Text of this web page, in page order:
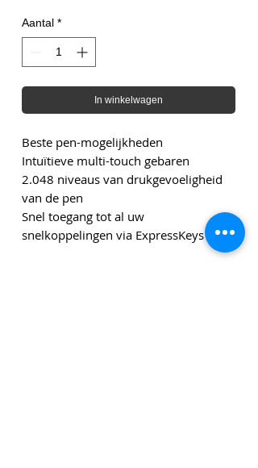
Aantal *
In winkelwagen
Beste pen-mogelijkheden
Intuïtieve multi-touch gebaren
2.048 niveaus van drukgevoeligheid
van de pen
Snel toegang tot al uw
snelkoppelingen via ExpressKeys